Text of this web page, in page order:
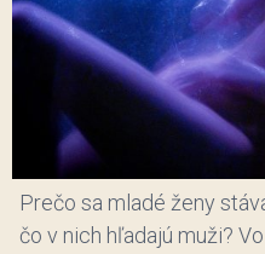
Prečo sa mladé ženy
čo v nich hľadajú muži?